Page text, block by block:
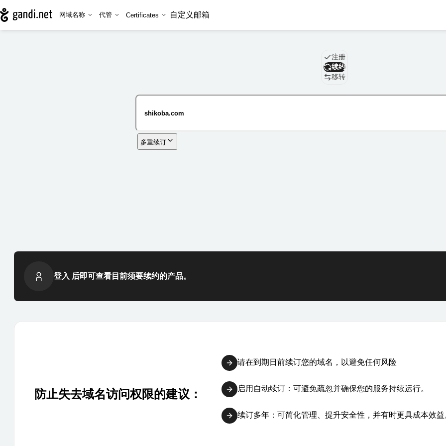
网域名称 代管 Certificates 自定义邮箱
域名注册
续约
移转
多重续订
登入 后即可查看目前须要续约的产品。
防止失去域名访问权限的建议：
请在到期日前续订您的域名，以避免任何风险
启用自动续订：可避免疏忽并确保您的服务持续运行。
续订多年：可简化管理、提升安全性，并有时更具成本效益